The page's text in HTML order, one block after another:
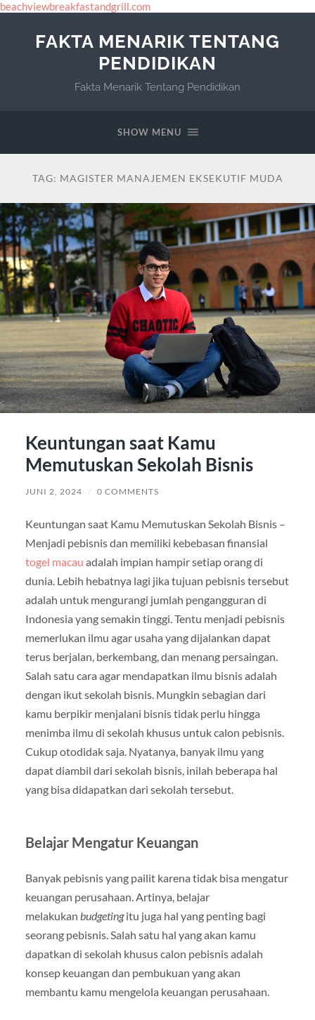
beachviewbreakfastandgrill.com
FAKTA MENARIK TENTANG
PENDIDIKAN
Fakta Menarik Tentang Pendidikan
SHOW MENU
TAG: MAGISTER MANAJEMEN EKSEKUTIF MUDA
Keuntungan saat Kamu
Memutuskan Sekolah Bisnis
JUNI 2, 2024 / 0 COMMENTS
Keuntungan saat Kamu Memutuskan Sekolah Bisnis –
Menjadi pebisnis dan memiliki kebebasan finansial
togel macau adalah impian hampir setiap orang di
dunia. Lebih hebatnya lagi jika tujuan pebisnis tersebut
adalah untuk mengurangi jumlah pengangguran di
Indonesia yang semakin tinggi. Tentu menjadi pebisnis
memerlukan ilmu agar usaha yang dijalankan dapat
terus berjalan, berkembang, dan menang persaingan.
Salah satu cara agar mendapatkan ilmu bisnis adalah
dengan ikut sekolah bisnis. Mungkin sebagian dari
kamu berpikir menjalani bisnis tidak perlu hingga
menimba ilmu di sekolah khusus untuk calon pebisnis.
Cukup otodidak saja. Nyatanya, banyak ilmu yang
dapat diambil dari sekolah bisnis, inilah beberapa hal
yang bisa didapatkan dari sekolah tersebut.
Belajar Mengatur Keuangan
Banyak pebisnis yang pailit karena tidak bisa mengatur
keuangan perusahaan. Artinya, belajar
melakukan budgetingitu juga hal yang penting bagi
seorang pebisnis. Salah satu hal yang akan kamu
dapatkan di sekolah khusus calon pebisnis adalah
konsep keuangan dan pembukuan yang akan
membantu kamu mengelola keuangan perusahaan.